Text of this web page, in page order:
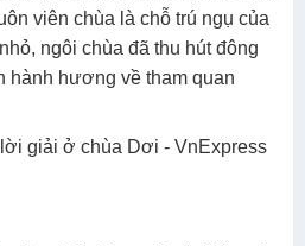
viên chùa là chỗ trú ngụ của
ngôi chùa đã thu hút đông
hành hương về tham quan